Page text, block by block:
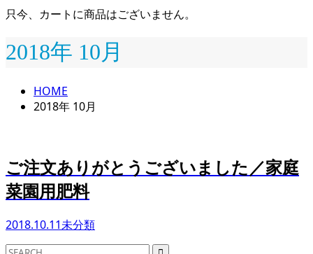
只今、カートに商品はございません。
2018年 10月
HOME
2018年 10月
ご注文ありがとうございました／家庭
菜園用肥料
2018.10.11未分類